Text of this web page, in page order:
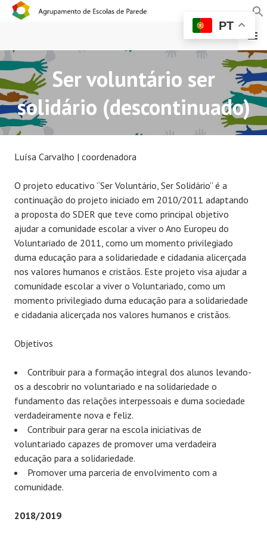
AGRUPAMENTO DE
ESCOLAS DE PAREDE
MENU
Ser voluntário ser
solidário (descontinuado)
Luísa Carvalho | coordenadora
O projeto educativo “Ser Voluntário, Ser Solidário” é a
continuação do projeto iniciado em 2010/2011 adaptando
a proposta do SDER que teve como principal objetivo
ajudar a comunidade escolar a viver o Ano Europeu do
Voluntariado de 2011, como um momento privilegiado
duma educação para a solidariedade e cidadania alicerçada
nos valores humanos e cristãos. Este projeto visa ajudar a
comunidade escolar a viver o Voluntariado, como um
momento privilegiado duma educação para a solidariedade
e cidadania alicerçada nos valores humanos e cristãos.
Objetivos
Contribuir para a formação integral dos alunos levando-
os a descobrir no voluntariado e na solidariedade o
fundamento das relações interpessoais e duma sociedade
verdadeiramente nova e feliz.
Contribuir para gerar na escola iniciativas de
voluntariado capazes de promover uma verdadeira
educação para a solidariedade.
Promover uma parceria de envolvimento com a
comunidade.
2018/2019
PT